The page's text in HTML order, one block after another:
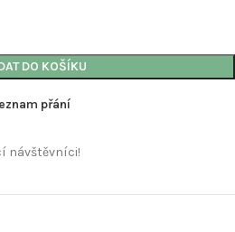
DO KOŠÍKU
přání
návštěvníci!